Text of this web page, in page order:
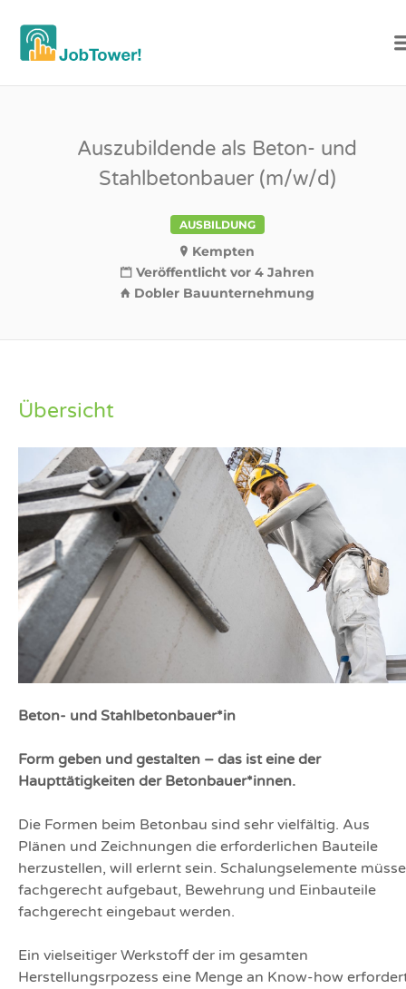
Auszubildende als Beton- und
Stahlbetonbauer (m/w/d)
AUSBILDUNG
Kempten
Veröffentlicht vor 4 Jahren
Dobler Bauunternehmung
Übersicht
Beton- und Stahlbetonbauer*in
Form geben und gestalten – das ist eine der
Haupttätigkeiten der Betonbauer*innen.
Die Formen beim Betonbau sind sehr vielfältig. Aus
Plänen und Zeichnungen die erforderlichen Bauteile
herzustellen, will erlernt sein. Schalungselemente
fachgerecht aufgebaut, Bewehrung und Einbauteile
fachgerecht eingebaut werden.
Ein vielseitiger Werkstoff der im gesamten
Herstellungsrpozess eine Menge an Know-how